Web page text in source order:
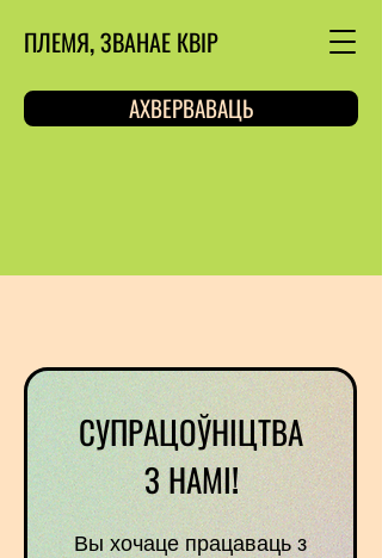
ПЛЕМЯ, ЗВАНАЕ КВІР
АХВЕРВАВАЦЬ
СУПРАЦОЎНІЦТВА
З НАМІ!
Вы хочаце працаваць з